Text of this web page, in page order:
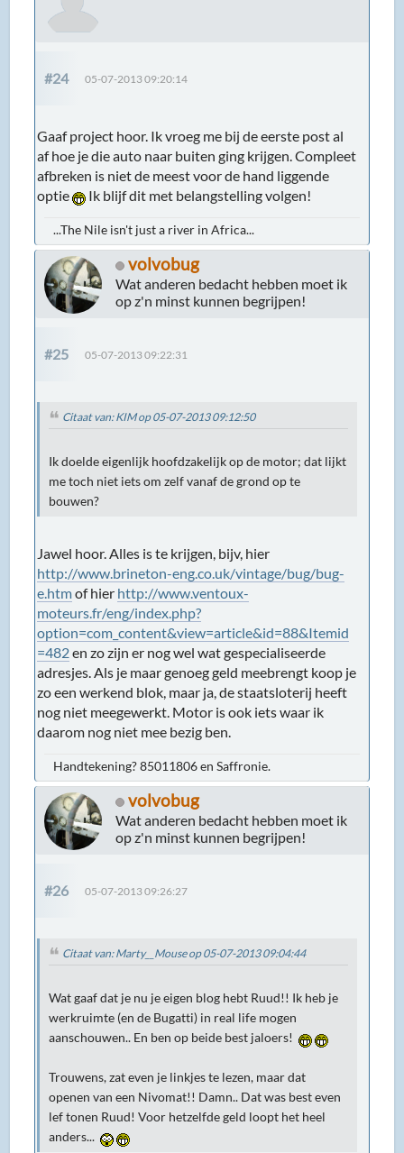
#24 05-07-2013 09:20:14
Gaaf project hoor. Ik vroeg me bij de eerste post al
af hoe je die auto naar buiten ging krijgen. Compleet
afbreken is niet de meest voor de hand liggende
optie
Ik blijf dit met belangstelling volgen!
...The Nile isn't just a river in Africa...
volvobug
Wat anderen bedacht hebben moet ik
op z'n minst kunnen begrijpen!
#25 05-07-2013 09:22:31
Citaat van: KIM op 05-07-2013 09:12:50
Ik doelde eigenlijk hoofdzakelijk op de motor; dat lijkt
me toch niet iets om zelf vanaf de grond op te
bouwen?
Jawel hoor. Alles is te krijgen, bijv, hier
http://www.brineton-eng.co.uk/vintage/bug/bug-
e.htmof hier http://www.ventoux-
moteurs.fr/eng/index.php?
option=com_content&view=article&id=88&Itemid
=482en zo zijn er nog wel wat gespecialiseerde
adresjes. Als je maar genoeg geld meebrengt koop je
zo een werkend blok, maar ja, de staatsloterij heeft
nog niet meegewerkt. Motor is ook iets waar ik
daarom nog niet mee bezig ben.
Handtekening? 85011806 en Saffronie.
volvobug
Wat anderen bedacht hebben moet ik
op z'n minst kunnen begrijpen!
#26 05-07-2013 09:26:27
Citaat van: Marty__Mouse op 05-07-2013 09:04:44
Wat gaaf dat je nu je eigen blog hebt Ruud!! Ik heb je
werkruimte (en de Bugatti) in real life mogen
aanschouwen.. En ben op beide best jaloers!
Trouwens, zat even je linkjes te lezen, maar dat
openen van een Nivomat!! Damn.. Dat was best even
lef tonen Ruud! Voor hetzelfde geld loopt het heel
anders...